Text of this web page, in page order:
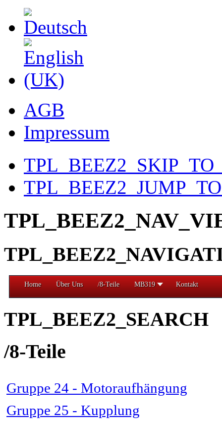
AGB
Impressum
Home Über Uns /8-Teile MB319 Kontakt
TPL_BEEZ2_SEARCH
/8-Teile
Gruppe 24 - Motoraufhängung
Gruppe 25 - Kupplung